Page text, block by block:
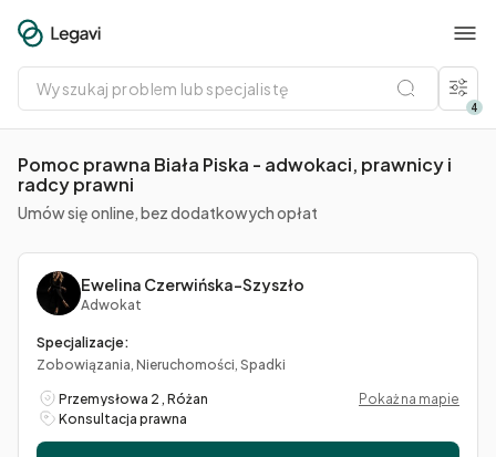
Wyszukaj
problem
lub
specjalistę
4
Pomoc prawna Biała Piska - adwokaci, prawnicy i
radcy prawni
Umów się online, bez dodatkowych opłat
Ewelina Czerwińska-Szyszło
Adwokat
Specjalizacje:
Zobowiązania, Nieruchomości, Spadki
Przemysłowa 2 , Różan
Pokaż na mapie
Konsultacja prawna